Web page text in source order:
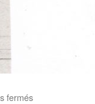
ferméssur